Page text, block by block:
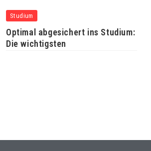
Studium
Optimal abgesichert ins Studium:
Die wichtigsten